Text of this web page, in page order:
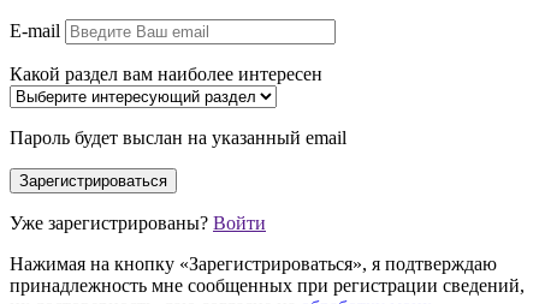
E-mail
Какой раздел вам наиболее интересен
Пароль будет выслан на указанный email
Уже зарегистрированы? Войти
Нажимая на кнопку «Зарегистрироваться», я подтверждаю
принадлежность мне сообщенных при регистрации сведений,